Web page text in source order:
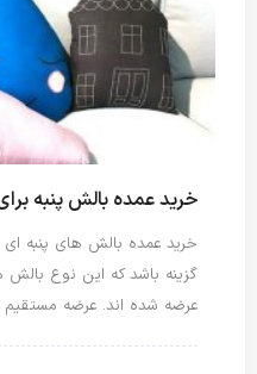
خرید عمده بالش پنبه
خرید عمده بالش های پنبه ای
گزینه باشد که این نوع بالش
عرضه شده اند. عرضه مستقیم